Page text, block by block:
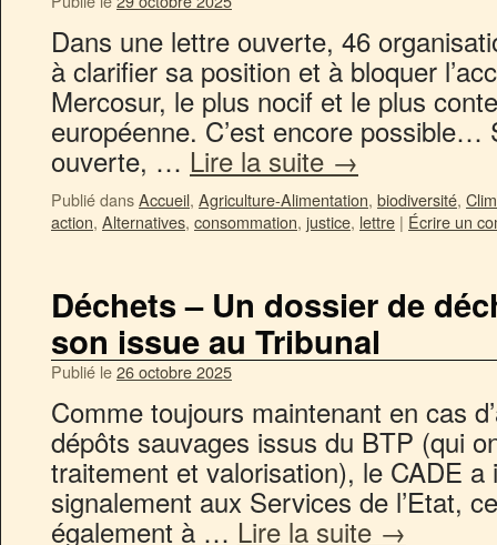
Dans une lettre ouverte, 46
à clarifier sa position et à bloquer
Mercosur, le plus nocif et le plus
européenne. C’est encore possible…
ouverte, … Lire la suite →
Publié dansAccueil, Agriculture-Alimentation, biodiversité,
action, Alternatives, consommation, justice, lettre | Écrire un
Déchets – Un dossier de
son issue au Tribunal
Publié le26 octobre 2025
Comme toujours maintenant en cas
dépôts sauvages issus du BTP (qui
traitement et valorisation), le CADE
signalement aux Services de l’Etat,
également à … Lire la suite →